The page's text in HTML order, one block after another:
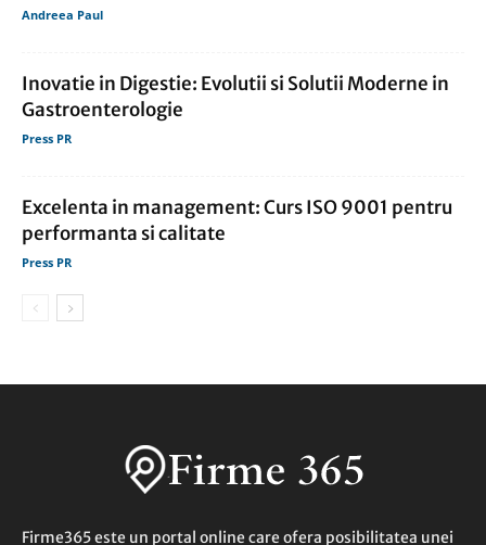
Andreea Paul
Inovatie in Digestie: Evolutii si Solutii Moderne in
Gastroenterologie
Press PR
Excelenta in management: Curs ISO 9001 pentru
performanta si calitate
Press PR
Firme365 este un portal online care ofera posibilitatea unei